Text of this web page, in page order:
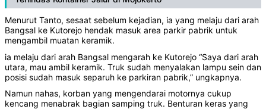
Menurut Tanto, sesaat sebelum kejadian, ia yang melaju dari arah
Bangsal ke Kutorejo hendak masuk area parkir pabrik untuk
mengambil muatan keramik.
ia melaju dari arah Bangsal mengarah ke Kutorejo “Saya dari arah
utara, mau ambil keramik. Truk sudah menyalakan lampu sein dan
posisi sudah masuk separuh ke parkiran pabrik,” ungkapnya.
Namun nahas, korban yang mengendarai motornya cukup
kencang menabrak bagian samping truk. Benturan keras yang